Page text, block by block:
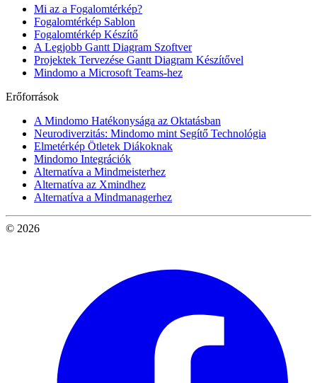
Mi az a Fogalomtérkép?
Fogalomtérkép Sablon
Fogalomtérkép Készítő
A Legjobb Gantt Diagram Szoftver
Projektek Tervezése Gantt Diagram Készítővel
Mindomo a Microsoft Teams-hez
Erőforrások
A Mindomo Hatékonysága az Oktatásban
Neurodiverzitás: Mindomo mint Segítő Technológia
Elmetérkép Ötletek Diákoknak
Mindomo Integrációk
Alternatíva a Mindmeisterhez
Alternatíva az Xmindhez
Alternatíva a Mindmanagerhez
© 2026